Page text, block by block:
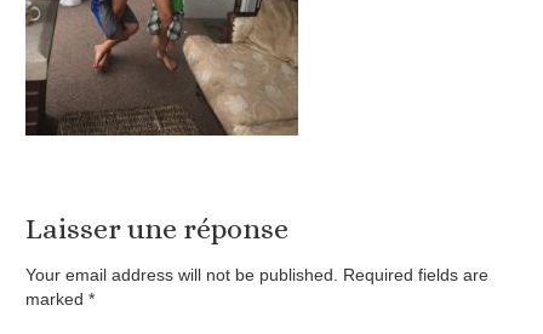
Laisser une réponse
Your email address will not be published. Required fields are
marked*